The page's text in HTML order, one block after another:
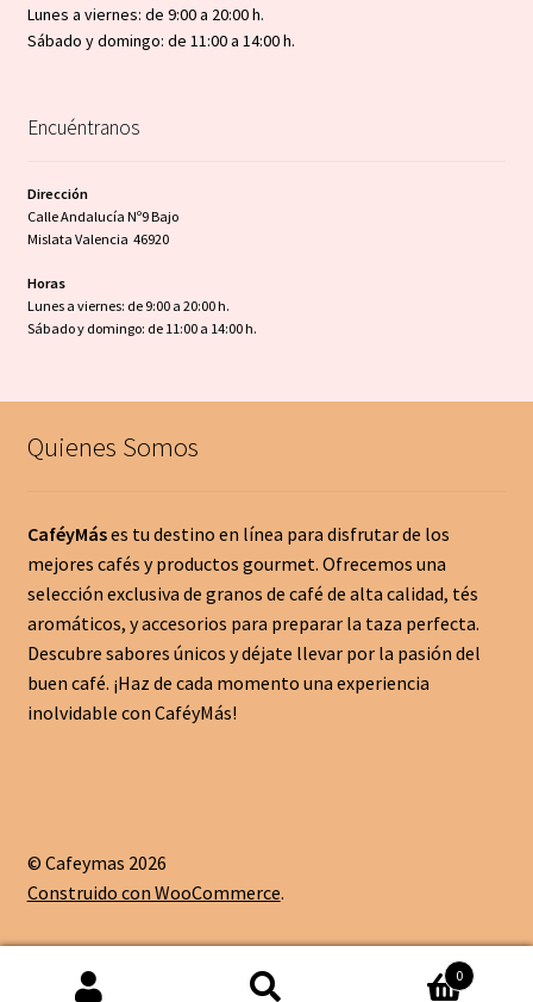
Lunes a viernes: de 9:00 a 20:00 h.
Sábado y domingo: de 11:00 a 14:00 h.
Encuéntranos
Dirección
Calle Andalucía Nº9 Bajo
Mislata Valencia 46920
Horas
Lunes a viernes: de 9:00 a 20:00 h.
Sábado y domingo: de 11:00 a 14:00 h.
Quienes Somos
CaféyMáses tu destino en línea para disfrutar de los
mejores cafés y productos gourmet. Ofrecemos una
selección exclusiva de granos de café de alta calidad, tés
aromáticos, y accesorios para preparar la taza perfecta.
Descubre sabores únicos y déjate llevar por la pasión del
buen café. ¡Haz de cada momento una experiencia
inolvidable con CaféyMás!
© Cafeymas 2026
Construido con WooCommerce.
0